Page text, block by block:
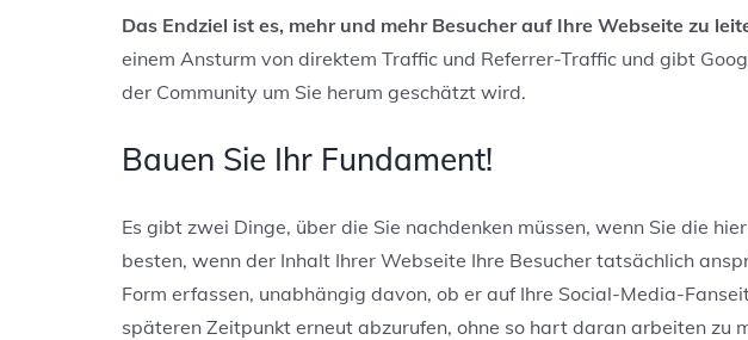
Das Endziel ist es, mehr und mehr Besucher auf Ihre Webseite zu
einem Ansturm von direktem Traffic und Referrer-Traffic und gibt
der Community um Sie herum geschätzt wird.
Bauen Sie Ihr Fundament!
Es gibt zwei Dinge, über die Sie nachdenken müssen, wenn Sie die
besten, wenn der Inhalt Ihrer Webseite Ihre Besucher tatsächlich
Form erfassen, unabhängig davon, ob er auf Ihre Social-Media-
späteren Zeitpunkt erneut abzurufen, ohne so hart daran arbeiten zu